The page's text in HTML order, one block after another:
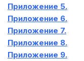
Приложение 5.
Приложение 6.
Приложение 7.
Приложение 8.
Приложение 9.